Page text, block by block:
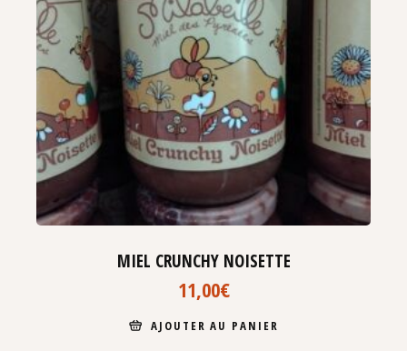
MIEL CRUNCHY NOISETTE
11,00€
AJOUTER AU PANIER